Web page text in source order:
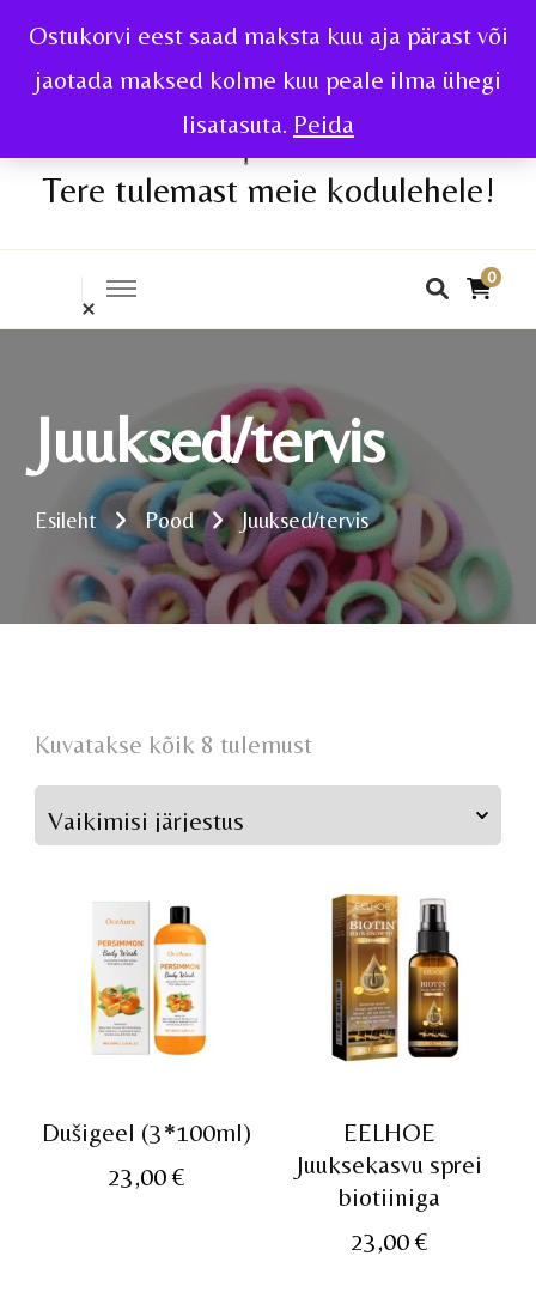
Ostukorvi eest saad maksta kuu aja pärast või
jaotada maksed kolme kuu peale ilma ühegi
lisatasuta. Peida
Tere tulemast meie kodulehele!
0
Juuksed/tervis
Esileht Pood Juuksed/tervis
Kuvatakse kõik 8 tulemust
Dušigeel (3*100ml)
23,00€
EELHOE
Juuksekasvu sprei
biotiiniga
23,00 €